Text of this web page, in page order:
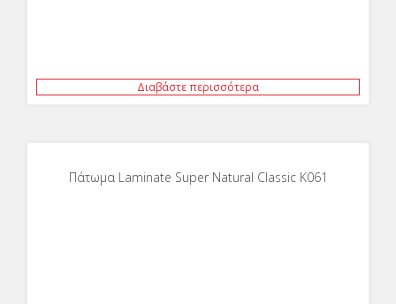
Διαβάστε περισσότερα
Πάτωμα Laminate Super Νatural Classic K061